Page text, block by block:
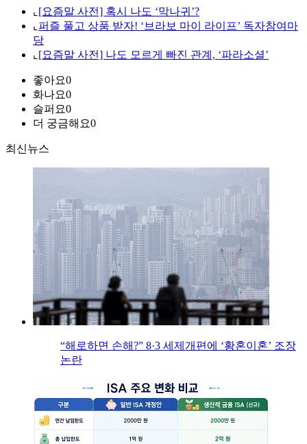
⌞ [요즘말 사전] 혹시 나도 ‘막나귀’?
⌞ 퍼즐 풀고 상품 받자! ‘브라보 마이 라이프’ 독자참여마
당
⌞ [요즘말 사전] 나도 모르게 빠진 관계, ‘파라소셜’
좋아요0
화나요0
슬퍼요0
더 궁금해요0
최신뉴스
“해로하면 손해?” 8·3 세제개편에 ‘황혼이혼’ 조장
논란